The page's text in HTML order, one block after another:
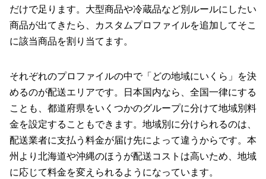
だけで足ります。大型商品や冷蔵品など別ルールにしたい
商品が出てきたら、カスタムプロファイルを追加してそこ
に該当商品を割り当てます。
それぞれのプロファイルの中で「どの地域にいくら」を決
めるのが配送エリアです。日本国内なら、全国一律にする
ことも、都道府県をいくつかのグループに分けて地域別料
金を設定することもできます。地域別に分けられるのは、
配送業者に支払う料金が届け先によって違うからです。本
州より北海道や沖縄のほうが配送コストは高いため、地域
に応じて料金を変えられるようになっています。